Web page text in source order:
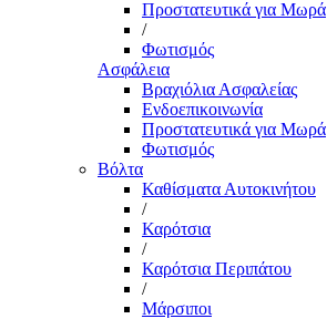
Προστατευτικά για Μωρά
/
Φωτισμός
Ασφάλεια
Βραχιόλια Ασφαλείας
Ενδοεπικοινωνία
Προστατευτικά για Μωρά
Φωτισμός
Βόλτα
Καθίσματα Αυτοκινήτου
/
Καρότσια
/
Καρότσια Περιπάτου
/
Μάρσιποι